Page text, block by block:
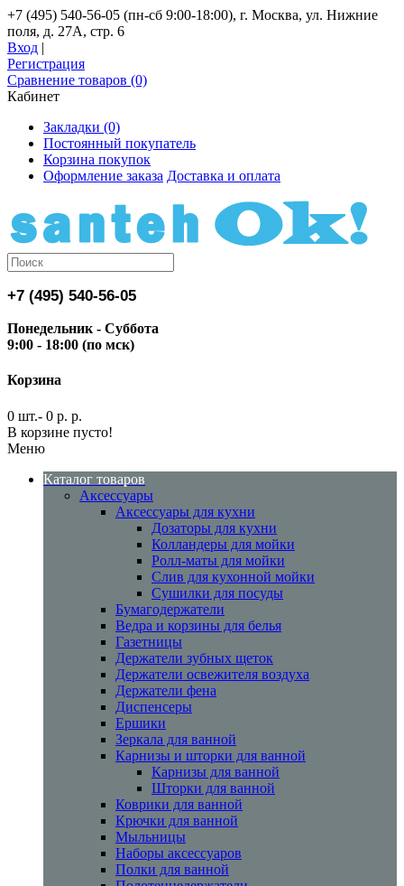
+7 (495) 540-56-05 (пн-сб 9:00-18:00), г. Москва, ул. Нижние
поля, д. 27А, стр. 6
Вход |
Регистрация
Сравнение товаров (0)
Кабинет
Закладки (0)
Постоянный покупатель
Корзина покупок
Оформление заказа Доставка и оплата
+7 (495) 540-56-05
Понедельник - Суббота
9:00 - 18:00 (по мск)
Корзина
0 шт.- 0 р. р.
В корзине пусто!
Меню
Каталог товаров
Аксессуары
Аксессуары для кухни
Дозаторы для кухни
Колландеры для мойки
Ролл-маты для мойки
Слив для кухонной мойки
Сушилки для посуды
Бумагодержатели
Ведра и корзины для белья
Газетницы
Держатели зубных щеток
Держатели освежителя воздуха
Держатели фена
Диспенсеры
Ершики
Зеркала для ванной
Карнизы и шторки для ванной
Карнизы для ванной
Шторки для ванной
Коврики для ванной
Крючки для ванной
Мыльницы
Наборы аксессуаров
Полки для ванной